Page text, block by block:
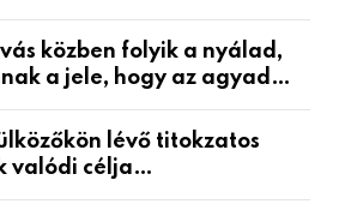
közben folyik a nyálad,
a jele, hogy az agyad…
lévő titokzatos
valódi célja…